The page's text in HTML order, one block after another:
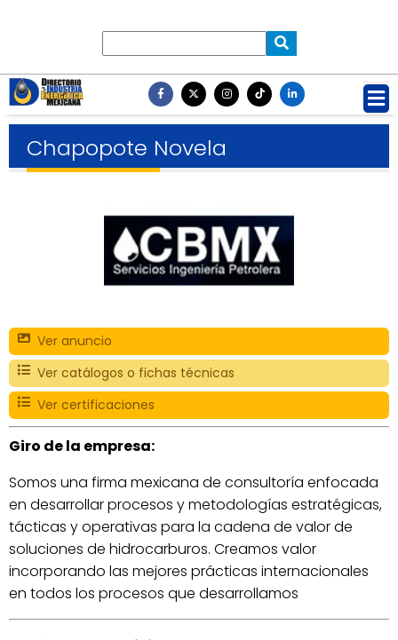
Chapopote Novela
Ver anuncio
Ver catálogos o fichas técnicas
Ver certificaciones
Giro de la empresa:
Somos una firma mexicana de consultoría enfocada
en desarrollar procesos y metodologías estratégicas,
tácticas y operativas para la cadena de valor de
soluciones de hidrocarburos. Creamos valor
incorporando las mejores prácticas internacionales
en todos los procesos que desarrollamos